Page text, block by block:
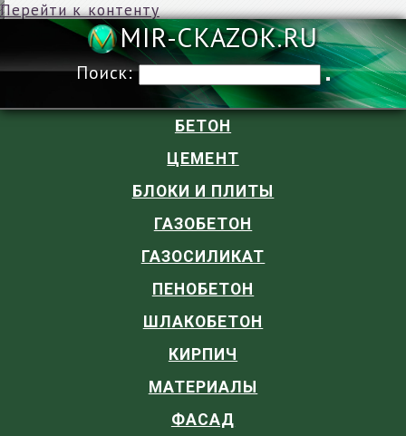
Перейти к контенту
MIR-
Поиск:
БЕТОН
ЦЕМЕНТ
БЛОКИ И ПЛИТЫ
ГАЗОБЕТОН
ГАЗОСИЛИКАТ
ПЕНОБЕТОН
ШЛАКОБЕТОН
КИРПИЧ
МАТЕРИАЛЫ
ФАСАД